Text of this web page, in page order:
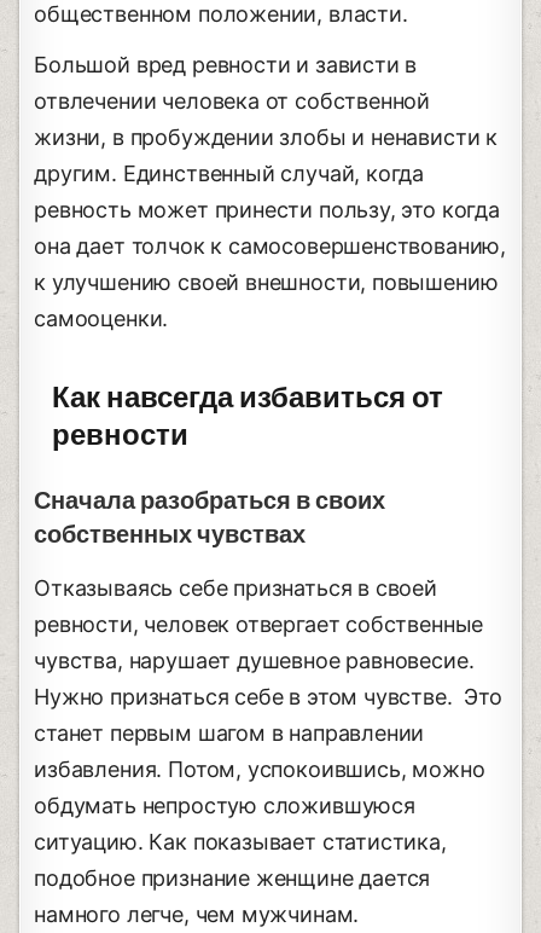
общественном положении, власти.
Большой вред ревности и зависти в
отвлечении человека от собственной
жизни, в пробуждении злобы и ненависти к
другим. Единственный случай, когда
ревность может принести пользу, это когда
она дает толчок к самосовершенствованию,
к улучшению своей внешности, повышению
самооценки.
Как навсегда избавиться от
ревности
Сначала разобраться в своих
собственных чувствах
Отказываясь себе признаться в своей
ревности, человек отвергает собственные
чувства, нарушает душевное равновесие.
Нужно признаться себе в этом чувстве. Это
станет первым шагом в направлении
избавления. Потом, успокоившись, можно
обдумать непростую сложившуюся
ситуацию. Как показывает статистика,
подобное признание женщине дается
намного легче, чем мужчинам.